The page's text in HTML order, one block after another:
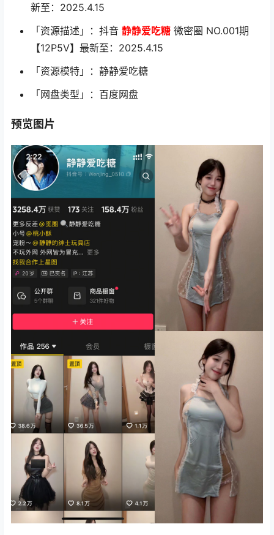
新至：2025.4.15
「资源描述」：抖音 静静爱吃糖 微密圈 NO.001期
【12P5V】最新至：2025.4.15
「资源模特」：静静爱吃糖
「网盘类型」：百度网盘
预览图片